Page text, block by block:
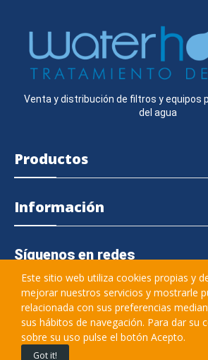
Venta y distribución de filtros y equipos
del agua
Productos
Información
Síguenos en redes
645 364 457
info@waterhome.es
Este sitio web utiliza cookies propias y
mejorar nuestros servicios y mostrarle
relacionada con sus preferencias
sus hábitos de navegación. Para dar su
sobre su uso pulse el botón Acepto.
Got it!